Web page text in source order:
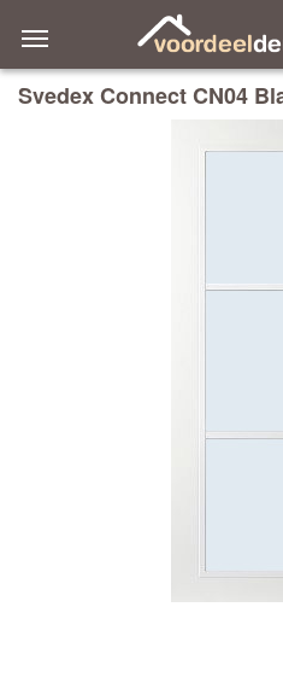
Svedex Connect CN04